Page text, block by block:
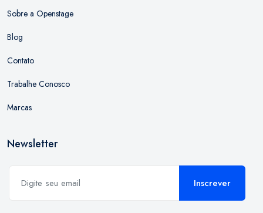
Sobre a Openstage
Blog
Contato
Trabalhe Conosco
Marcas
Newsletter
Inscrever